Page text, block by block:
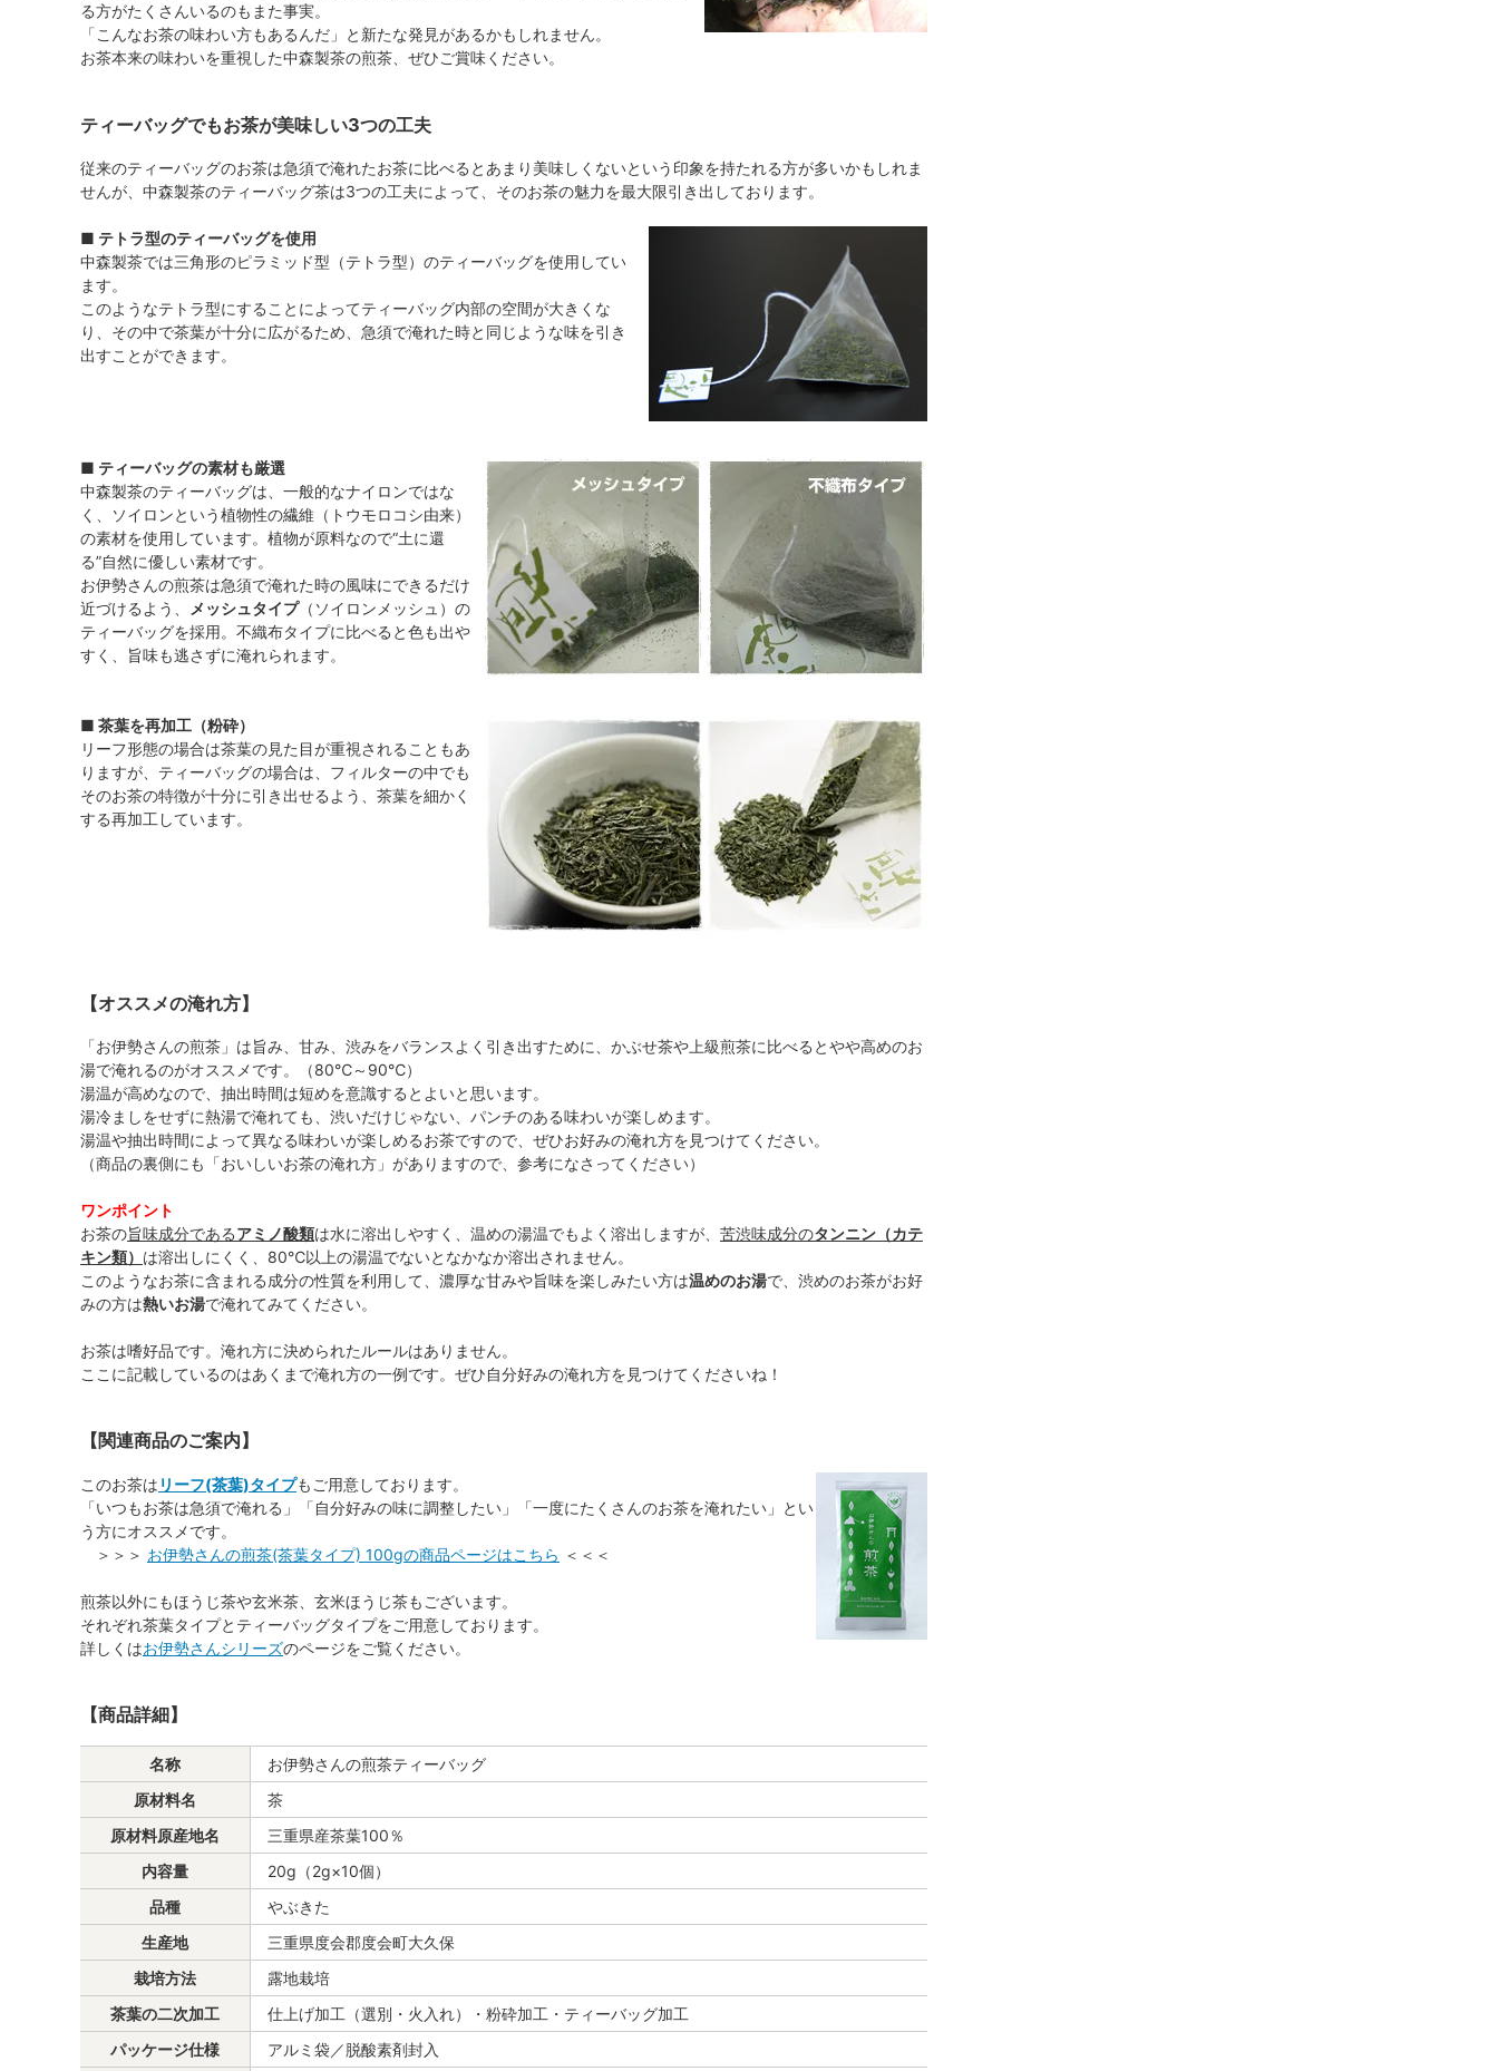
る方がたくさんいるのもまた事実。
「こんなお茶の味わい方もあるんだ」と新たな発見があるかもしれません。
お茶本来の味わいを重視した中森製茶の煎茶、ぜひご賞味ください。
ティーバッグでもお茶が美味しい3つの工夫
従来のティーバッグのお茶は急須で淹れたお茶に比べるとあまり美味しくないという印象を持たれる方が多いかもしれま
せんが、中森製茶のティーバッグ茶は3つの工夫によって、そのお茶の魅力を最大限引き出しております。
■ テトラ型のティーバッグを使用
中森製茶では三角形のピラミッド型（テトラ型）のティーバッグを使用してい
ます。
このようなテトラ型にすることによってティーバッグ内部の空間が大きくな
り、その中で茶葉が十分に広がるため、急須で淹れた時と同じような味を引き
出すことができます。
■ ティーバッグの素材も厳選
中森製茶のティーバッグは、一般的なナイロンではな
く、ソイロンという植物性の繊維（トウモロコシ由来）
の素材を使用しています。植物が原料なので“土に還
る”自然に優しい素材です。
お伊勢さんの煎茶は急須で淹れた時の風味にできるだけ
近づけるよう、
メッシュタイプ（ソイロンメッシュ）の
ティーバッグを採用。不織布タイプに比べると色も出や
すく、旨味も逃さずに淹れられます。
■ 茶葉を再加工（粉砕）
リーフ形態の場合は茶葉の見た目が重視されることもあ
りますが、ティーバッグの場合は、フィルターの中でも
そのお茶の特徴が十分に引き出せるよう、茶葉を細かく
する再加工しています。
【オススメの淹れ方】
「お伊勢さんの煎茶」は旨み、甘み、渋みをバランスよく引き出すために、かぶせ茶や上級煎茶に比べるとやや高めのお
湯で淹れるのがオススメです。（80℃～90℃）
湯温が高めなので、抽出時間は短めを意識するとよいと思います。
湯冷ましをせずに熱湯で淹れても、渋いだけじゃない、パンチのある味わいが楽しめます。
湯温や抽出時間によって異なる味わいが楽しめるお茶ですので、ぜひお好みの淹れ方を見つけてください。
（商品の裏側にも「おいしいお茶の淹れ方」がありますので、参考になさってください）
ワンポイント
お茶の旨味成分であるアミノ酸類は水に溶出しやすく、温めの湯温でもよく溶出しますが、 苦渋味成分のタンニン（カテ
キン類） は溶出しにくく、80℃以上の湯温でないとなかなか溶出されません。
このようなお茶に含まれる成分の性質を利用して、濃厚な甘みや旨味を楽しみたい方は温めのお湯で、渋めのお茶がお好
みの方は熱いお湯で淹れてみてください。
お茶は嗜好品です。淹れ方に決められたルールはありません。
ここに記載しているのはあくまで淹れ方の一例です。ぜひ自分好みの淹れ方を見つけてくださいね！
【関連商品のご案内】
このお茶は リーフ(茶葉)タイプもご用意しております。
「いつもお茶は急須で淹れる」「自分好みの味に調整したい」「一度にたくさんのお茶を淹れたい」とい
う方にオススメです。
＞＞＞ お伊勢さんの煎茶(茶葉タイプ) 100gの商品ページはこちら ＜＜＜
煎茶以外にもほうじ茶や玄米茶、玄米ほうじ茶もございます。
それぞれ茶葉タイプとティーバッグタイプをご用意しております。
詳しくはお伊勢さんシリーズのページをご覧ください。
【商品詳細】
名称
お伊勢さんの煎茶ティーバッグ
原材料名
茶
原材料原産地名
三重県産茶葉100％
内容量
20g（2g×10個）
品種
やぶきた
生産地
三重県度会郡度会町大久保
栽培方法
露地栽培
茶葉の二次加工
仕上げ加工（選別・火入れ）・粉砕加工・ティーバッグ加工
パッケージ仕様
アルミ袋／脱酸素剤封入